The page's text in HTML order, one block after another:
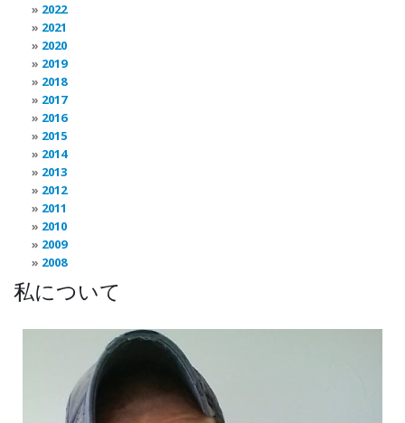
2022
2021
2020
2019
2018
2017
2016
2015
2014
2013
2012
2011
2010
2009
2008
私について